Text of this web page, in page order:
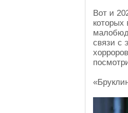
Вот и
которых
связи с